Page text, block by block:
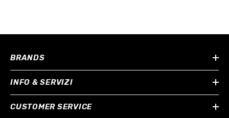
BRANDS
INFO & SERVIZI
CUSTOMER SERVICE